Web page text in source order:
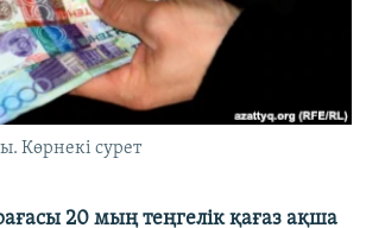
Көрнекі сурет
20 мың теңгелік қағаз ақша